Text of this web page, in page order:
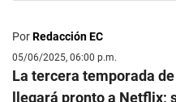
PorRedacción EC
05/06/2025, 06:00 p.m.
La tercera temporada de
llegará pronto a Netflix;